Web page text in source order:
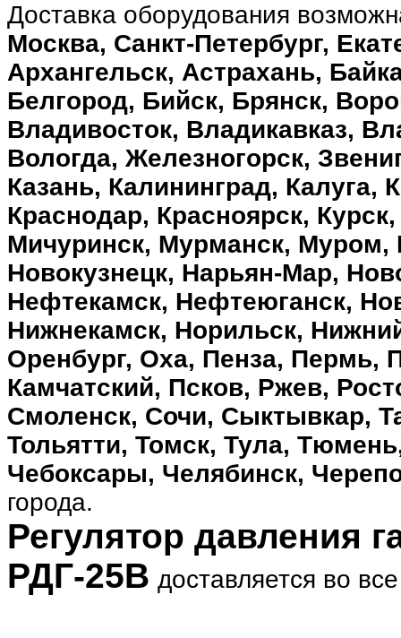
Доставка оборудования
Москва, Санкт-Петербург,
Архангельск, Астрахань,
Белгород, Бийск, Брянск,
Владивосток, Владикавказ,
Вологда, Железногорск,
Казань, Калининград, Калуга,
Краснодар, Красноярск,
Мичуринск, Мурманск,
Новокузнецк, Нарьян-Мар,
Нефтекамск, Нефтеюганск,
Нижнекамск, Норильск,
Оренбург, Оха, Пенза, Пермь,
Камчатский, Псков, Ржев,
Смоленск, Сочи, Сыктывкар,
Тольятти, Томск, Тула,
Чебоксары, Челябинск,
города.
Регулятор давления
РДГ-25В доставляется во